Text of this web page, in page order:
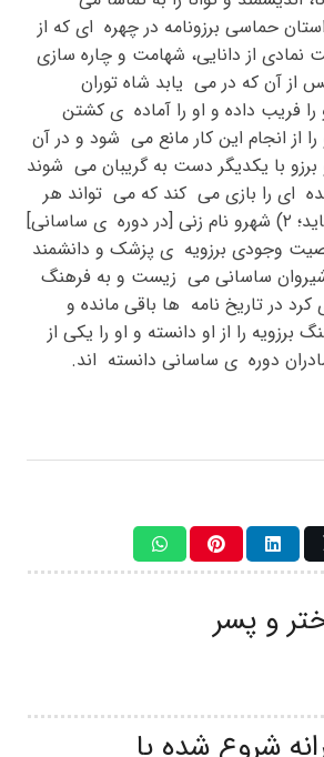
حماسی برزونامه در چهره ای که از
نمادی از دانایی، شهامت و چاره سازی
از آن که در می یابد شاه توران
فریب داده و او را آماده ی کشتن
از انجام این کار مانع می شود و در آن
با یکدیگر دست به گریبان می شوند
ای را بازی می کند که می تواند هر
دوره
ی ساسانی]
وجودی برزویه ی پزشک و دانشمند
ساسانی می زیست و به فرهنگ
در تاریخ نامه ها باقی مانده و
برزویه را از او دانسته و او را یکی از
دوره ی ساسانی دانسته اند.
و پسر
شروع شده با